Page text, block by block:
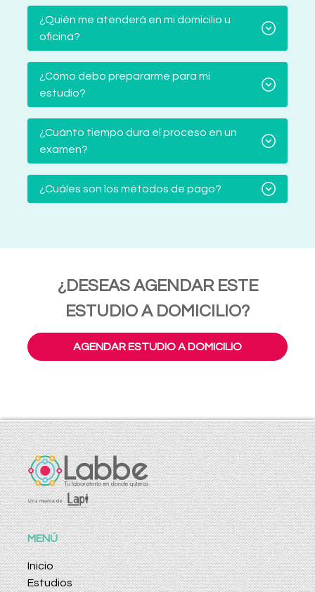
¿Quién me atenderá en mi domicilio u
oficina?
¿Cómo debo prepararme para mi
estudio?
¿Cuánto tiempo dura el proceso en un
examen?
¿Cuáles son los métodos de pago?
¿DESEAS AGENDAR ESTE
ESTUDIO A DOMICILIO?
AGENDAR ESTUDIO A DOMICILIO
MENÚ
Inicio
Estudios